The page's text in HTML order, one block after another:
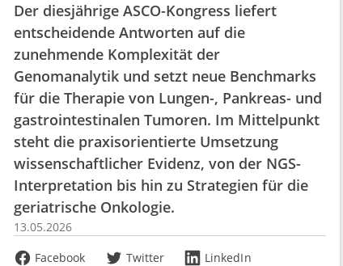
Der diesjährige ASCO-Kongress liefert
entscheidende Antworten auf die
zunehmende Komplexität der
Genomanalytik und setzt neue Benchmarks
für die Therapie von Lungen-, Pankreas- und
gastrointestinalen Tumoren. Im Mittelpunkt
steht die praxisorientierte Umsetzung
wissenschaftlicher Evidenz, von der NGS-
Interpretation bis hin zu Strategien für die
geriatrische Onkologie.
13.05.2026
Facebook
Twitter LinkedIn